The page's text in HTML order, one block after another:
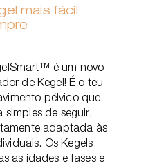
mais fácil
é um novo
de Kegel! É o teu
pélvico que
simples de seguir,
adaptada às
Os Kegels
as idades e fases e